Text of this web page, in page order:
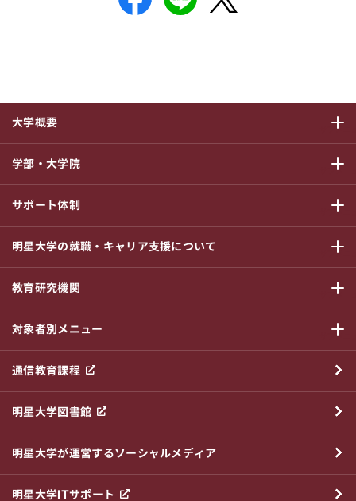
大学概要
サブメニ
学部・大学院
サブメニ
サポート体制
サブメニ
明星大学の就職・キャリア支援について
サブメニ
教育研究機関
サブメニ
対象者別メニュー
サブメニ
通信教育課程
明星大学図書館
明星大学が運営するソーシャルメディア
明星大学ITサポート